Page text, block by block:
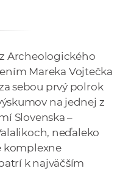
c
h
a
p
a
Archeologického
Mareka Vojtečka
sebou prvý polrok
na jednej z
Slovenska –
neďaleko
komplexne
k najväčším